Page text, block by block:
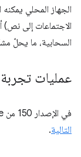
الجهاز المحلي
الاجتماعات إلى نص)
السحابية، ما يحلّ
عمليات
في الإصدار 150 من Chrome، يمكنك الاشتراك في
التالية.